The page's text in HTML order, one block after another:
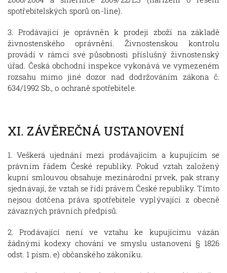
spotřebitelských sporů on-line).
3. Prodávající je oprávněn k prodeji zboží na základě
živnostenského oprávnění. Živnostenskou kontrolu
provádí v rámci své působnosti příslušný živnostenský
úřad. Česká obchodní inspekce vykonává ve vymezeném
rozsahu mimo jiné dozor nad dodržováním zákona č.
634/1992 Sb., o ochraně spotřebitele.
XI. ZÁVĚREČNÁ USTANOVENÍ
1. Veškerá ujednání mezi prodávajícím a kupujícím se
právním řádem České republiky. Pokud vztah založený
kupní smlouvou obsahuje mezinárodní prvek, pak strany
sjednávají, že vztah se řídí právem České republiky. Tímto
nejsou dotčena práva spotřebitele vyplývající z obecně
závazných právních předpisů.
2. Prodávající není ve vztahu ke kupujícímu vázán
žádnými kodexy chování ve smyslu ustanovení § 1826
odst. 1 písm. e) občanského zákoníku.